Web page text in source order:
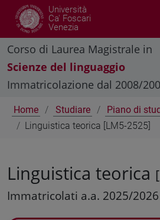
Università
Ca' Foscari
Venezia
Corso di Laurea Magistrale in
Scienze del linguaggio
Immatricolazione dal 2008/
Home Studiare
Piano di
Linguistica teorica [LM5-2525]
Linguistica teorica
Immatricolati a.a. 2025/2026